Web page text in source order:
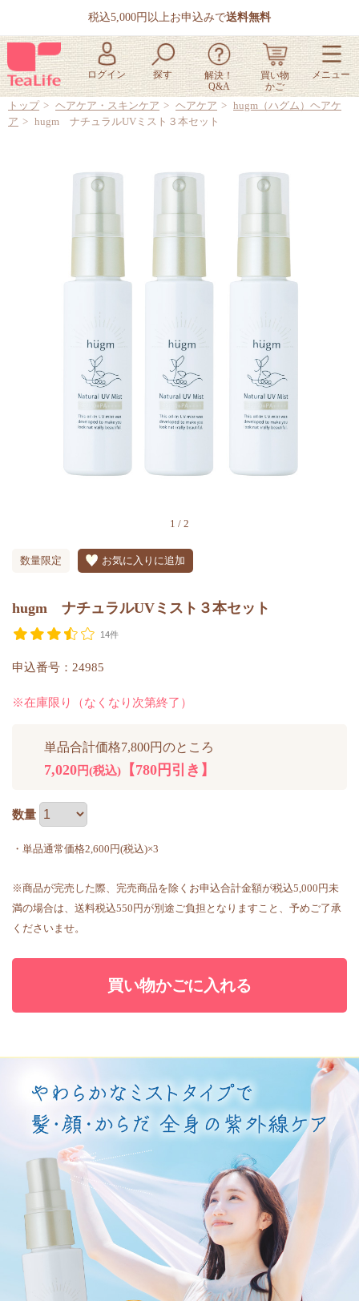
税込5,000円以上お申込みで送料無料
トップ ヘアケア・スキンケア ヘアケア
hugm（ハグム）ヘアケ
ア
hugm ナチュラルUVミスト３本セット
1 / 2
数量限定 お気に入りに追加
hugm ナチュラルUVミスト３本セット
14件
申込番号：24985
※在庫限り（なくなり次第終了）
単品合計価格7,800円のところ
7,020円(税込) 【780円引き】
数量
・単品通常価格2,600円(税込)×3
※商品が完売した際、完売商品を除くお申込合計金額が税込5,000円未
満の場合は、送料税込550円が別途ご負担となりますこと、予めご了承
くださいませ。
買い物かごに入れる